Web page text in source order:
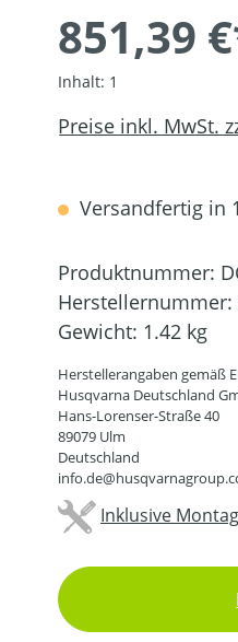
851,39
Inhalt: 1
Preise inkl. MwSt.
Versandfertig in
Produktnummer:
Herstellernummer:
Gewicht: 1.42 kg
Herstellerangaben gemäß
Husqvarna Deutschland
Hans-Lorenser-Straße 40
89079 Ulm
Deutschland
Inklusive